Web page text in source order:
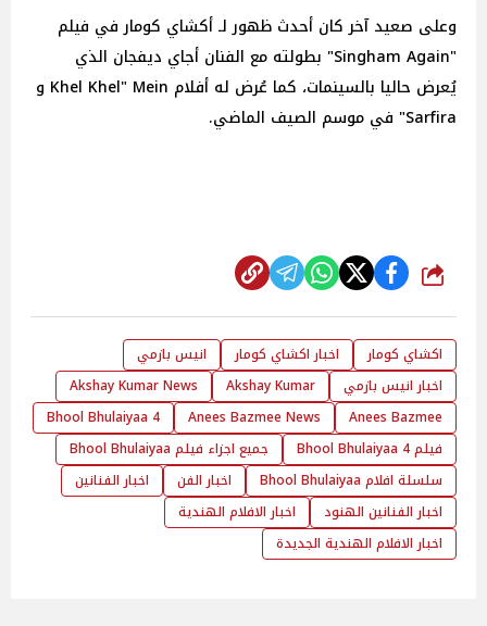
وعلى صعيد آخر كان أحدث ظهور لـ أكشاي كومار في فيلم
"Singham Again" بطولته مع الفنان أجاي ديفجان الذي
يُعرض حاليا بالسينمات، كما عُرض له أفلام Khel Khel" Mein و
Sarfira" في موسم الصيف الماضي.
شارك
اكشاي كومار اخبار اكشاي كومار
انيس بازمي
اخبار انيس بازمي
Akshay Kumar
Akshay Kumar News
Anees Bazmee
Anees Bazmee News
Bhool Bhulaiyaa 4
فيلم Bhool Bhulaiyaa 4
جميع اجزاء فيلم Bhool Bhulaiyaa
سلسلة افلام Bhool Bhulaiyaa
اخبار الفن
اخبار الفنانين
اخبار الفنانين الهنود
اخبار الافلام الهندية
اخبار الافلام الهندية الجديدة